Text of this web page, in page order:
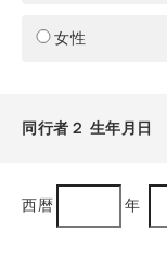
女性
同行者２ 生年月日
西暦 年